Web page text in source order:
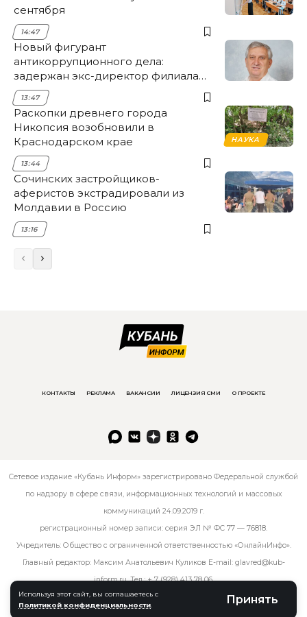
Используя этот сайт, вы соглашаетесь с
Политикой конфиденциальности
Принять
сентября
14:47
Новый фигурант
антикоррупционного дела:
задержан экс-директор филиала
НЭСК Крымска
13:47
НАУКА
Раскопки древнего города
Никопсия возобновили в
Краснодарском крае
13:44
Сочинских застройщиков-
аферистов экстрадировали из
Молдавии в Россию
13:16
КОНТАКТЫ РЕКЛАМА ВАКАНСИИ ЛИЦЕНЗИЯ СМИ О ПРОЕКТЕ
Сетевое издание «Кубань Информ» зарегистрировано Федеральной службой
по надзору в сфере связи, информационных технологий и массовых
коммуникаций 24.09.2019 г.
регистрационный номер записи: серия ЭЛ № ФС 77 — 76818.
Учредитель: Общество с ограниченной ответственностью «ОнлайнИнфо».
Главный редактор: Максим Анатольевич Куликов E-mail: glavred@kub-
inform.ru. Тел.:+ 7 (928) 413 78 06.
© kub-inform 2026